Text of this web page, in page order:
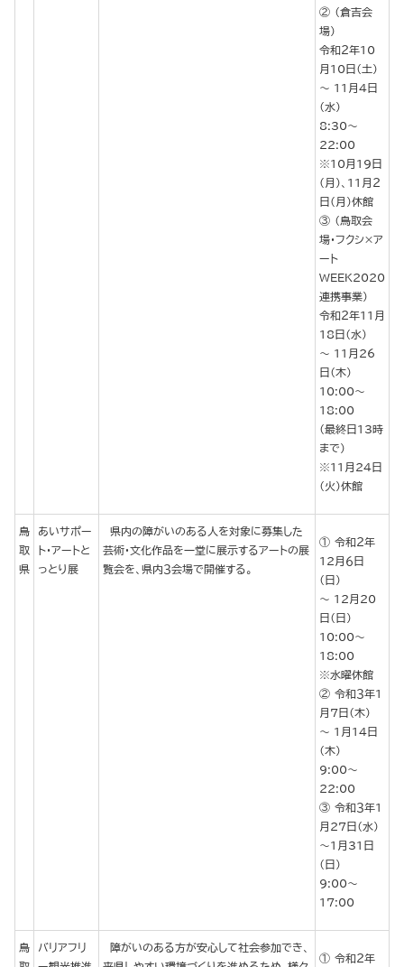
（倉吉会
場）
令和２年10
月10日（土）
～ 11月４日
（水）
8:30～
22:00
※10月19日
(月)、11月２
日(月)休館
（鳥取会
場・フクシ×ア
ート
WEEK2020
連携事業）
令和２年11月
18日（水）
～ 11月26
日（木）
10:00～
18:00
（最終日13時
まで）
※11月24日
（火）休館
鳥
取
県
あいサポー
ト・アートと
っとり展
県内の障がいのある人を対象に募集した
芸術・文化作品を一堂に展示するアートの展
覧会を、県内３会場で開催する。
令和２年
12月６日
（日）
～ 12月20
日（日）
10:00～
18:00
※水曜休館
令和３年1
月７日（木）
～ 1月14日
（木）
9:00～
22:00
令和３年1
月27日（水）
～1月31日
（日）
9:00～
17:00
鳥
バリアフリ
障がいのある方が安心して社会参加でき、
令和２年